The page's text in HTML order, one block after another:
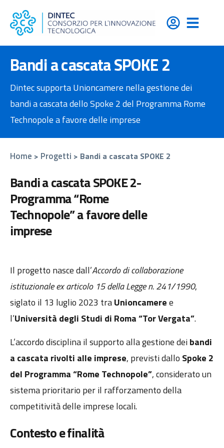
contenuto
Bandi a cascata SPOKE 2
Dintec supporta Unioncamere nella gestione dei
bandi a cascata dello Spoke 2 del Programma Rome
Technopole a favore delle imprese
Home > Progetti > Bandi a cascata SPOKE 2
Bandi a cascata SPOKE 2-
Programma “Rome
Technopole” a favore delle
imprese
Il progetto nasce dall’Accordo di collaborazione
istituzionale ex articolo 15 della Legge n. 241/1990,
siglato il 13 luglio 2023 traUnioncameree
l’Università degli Studi di Roma “Tor Vergata”.
L’accordo disciplina il supporto alla gestione deibandi
a cascata rivolti alle imprese, previsti dallo Spoke 2
del Programma “Rome Technopole”, considerato un
sistema prioritario per il rafforzamento della
competitività delle imprese locali.
Contesto e finalità